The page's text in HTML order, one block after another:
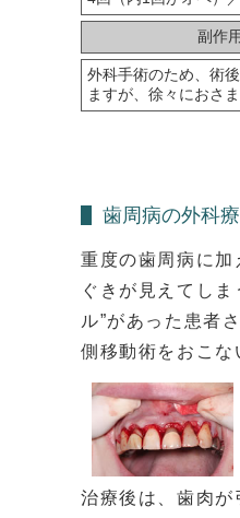
副作
外科手術のため、術
ますが、徐々におさま
歯周病の外科
重度の歯周病に
ぐきが見えてしま
ル”があった患者
側移動術をおこな
治療後は、歯肉が